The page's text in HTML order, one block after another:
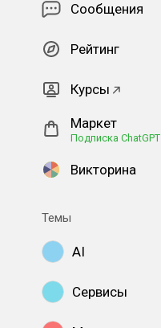
Сообщения
Рейтинг
Курсы
Маркет
Подписка ChatGPT
Викторина
Темы
AI
Сервисы